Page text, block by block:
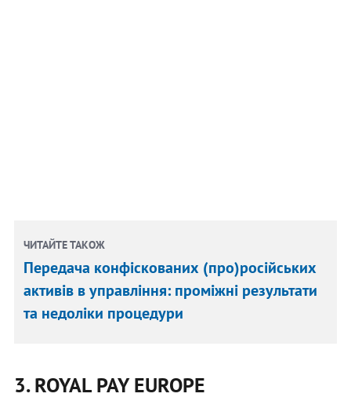
ЧИТАЙТЕ ТАКОЖ
Передача конфіскованих (про)російських
активів в управління: проміжні результати
та недоліки процедури
3. ROYAL PAY EUROPE